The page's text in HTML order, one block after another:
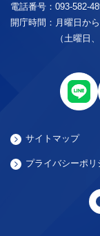
電話番号： 093-582-
開庁時間： 月曜日か
（土曜日
サイトマップ
プライバシーポリ